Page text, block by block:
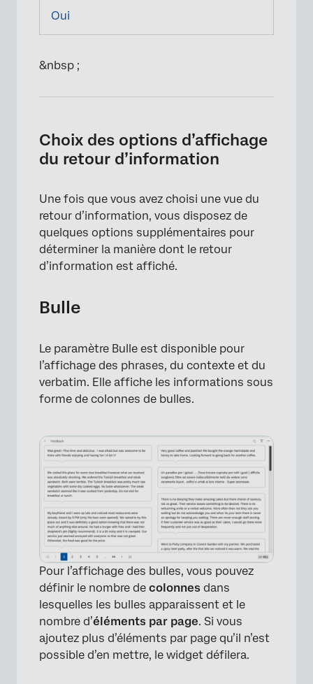
Oui
&nbsp ;
Choix des options d’affichage
du retour d’information
Une fois que vous avez choisi une vue du
retour d’information, vous disposez de
quelques options supplémentaires pour
déterminer la manière dont le retour
d’information est affiché.
Bulle
Le paramètre Bulle est disponible pour
l’affichage des phrases, du contexte et du
verbatim. Elle affiche les informations sous
forme de colonnes de bulles.
Pour l’affichage des bulles, vous pouvez
définir le nombre de colonnes dans
lesquelles les bulles apparaissent et le
nombre d’éléments par page. Si vous
ajoutez plus d’éléments par page qu’il n’est
possible d’en mettre, le widget défilera.